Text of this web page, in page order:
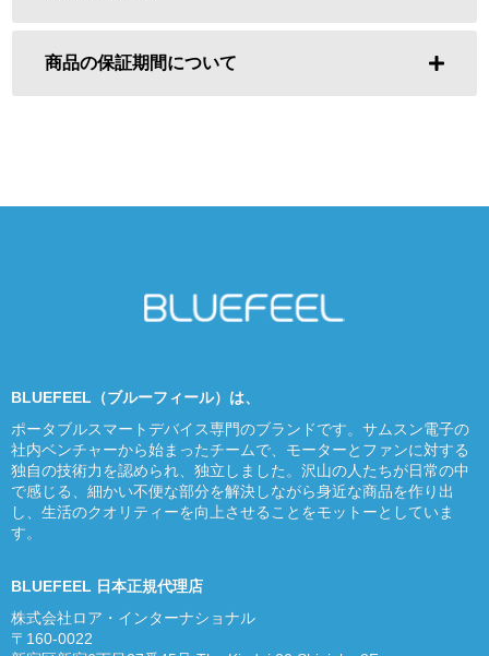
商品の保証期間について
BLUEFEEL（ブルーフィール）は、
ポータブルスマートデバイス専門のブランドです。サムスン電子の
社内ベンチャーから始まったチームで、モーターとファンに対する
独自の技術力を認められ、独立しました。沢山の人たちが日常の中
で感じる、細かい不便な部分を解決しながら身近な商品を作り出
し、生活のクオリティーを向上させることをモットーとしていま
す。
BLUEFEEL 日本正規代理店
株式会社ロア・インターナショナル
〒160-0022